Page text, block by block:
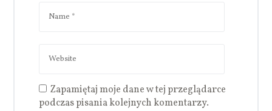
Zapamiętaj moje dane w tej przeglądarce
podczas pisania kolejnych komentarzy.